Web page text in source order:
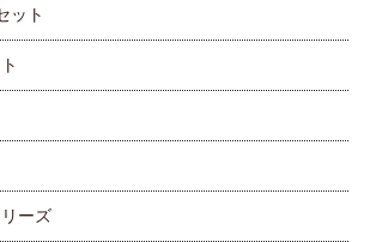
ット
ーズ